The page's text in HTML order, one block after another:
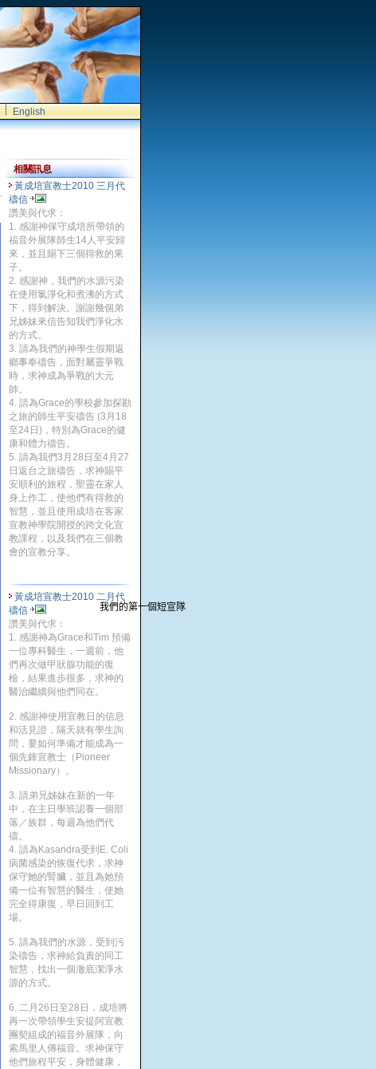
English
我們的第一個短宣隊
相關訊息
黃成培宣教士2010 三月代
禱信
讚美與代求：
1. 感謝神保守成培所帶領的
福音外展隊師生14人平安歸
來，並且賜下三個得救的果
子。
2. 感謝神，我們的水源污染
在使用氯淨化和煮沸的方式
下，得到解決。謝謝幾個弟
兄姊妹來信告知我們淨化水
的方式。
3. 請為我們的神學生假期返
鄉事奉禱告，面對屬靈爭戰
時，求神成為爭戰的大元
帥。
4. 請為Grace的學校參加探勘
之旅的師生平安禱告 (3月18
至24日)，特別為Grace的健
康和體力禱告。
5. 請為我們3月28日至4月27
日返台之旅禱告，求神賜平
安順利的旅程，聖靈在家人
身上作工，使他們有得救的
智慧，並且使用成培在客家
宣教神學院開授的跨文化宣
教課程，以及我們在三個教
會的宣教分享。
黃成培宣教士2010 二月代
禱信
讚美與代求：
1. 感謝神為Grace和Tim 預備
一位專科醫生，一週前，他
們再次做甲狀腺功能的復
檢，結果進步很多，求神的
醫治繼續與他們同在。
2. 感謝神使用宣教日的信息
和活見證，隔天就有學生詢
問，要如何準備才能成為一
個先鋒宣教士（Pioneer
Missionary）。
3. 請弟兄姊妹在新的一年
中，在主日學班認養一個部
落／族群，每週為他們代
禱。
4. 請為Kasandra受到E. Coli
病菌感染的恢復代求，求神
保守她的腎臟，並且為她預
備一位有智慧的醫生，使她
完全得康復，早日回到工
場。
5. 請為我們的水源，受到污
染禱告，求神給負責的同工
智慧，找出一個澈底潔淨水
源的方式。
6. 二月26日至28日，成培將
再一次帶領學生安提阿宣教
團契組成的福音外展隊，向
索馬里人傳福音。求神保守
他們旅程平安，身體健康，